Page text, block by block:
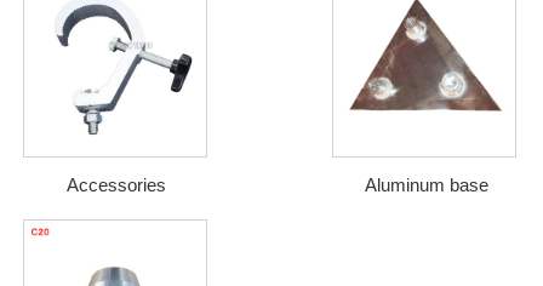
Accessories Aluminum base